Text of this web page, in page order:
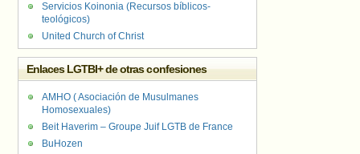
Servicios Koinonia (Recursos bíblicos-
teológicos)
United Church of Christ
Enlaces LGTBI+ de otras confesiones
AMHO ( Asociación de Musulmanes
Homosexuales)
Beit Haverim – Groupe Juif LGTB de France
BuHozen